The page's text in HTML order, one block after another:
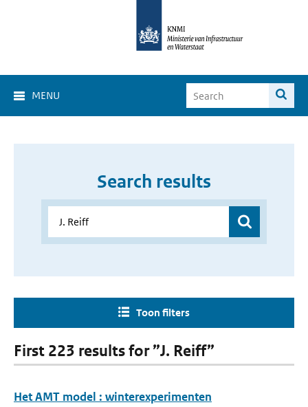
MENU
Search results
Toon filters
First 223 results for ”J. Reiff”
Het AMT model : winterexperimenten